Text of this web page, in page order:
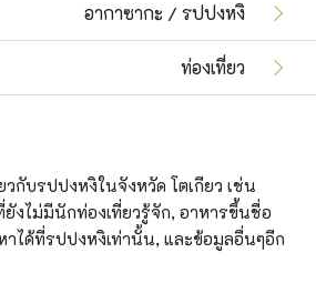
อากาซากะ / รปปงหงิ
ท่องเที่ยว
วกับรปปงหงิในจังหวัด โตเกียว เช่น
งไม่มีนักท่องเที่ยวรู้จัก, อาหารขึ้นชื่อ
ได้ที่รปปงหงิเท่านั้น, และข้อมูลอื่นๆอีก